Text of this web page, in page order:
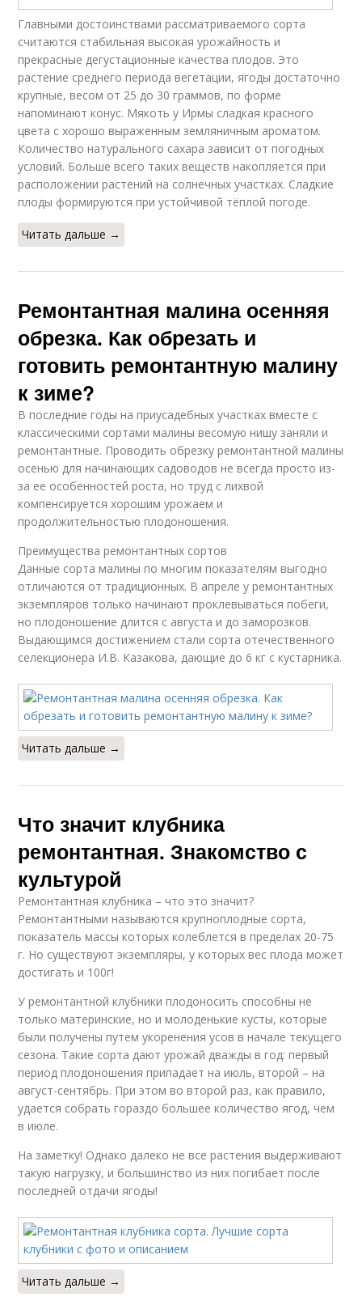
Главными достоинствами рассматриваемого сорта
считаются стабильная высокая урожайность и
прекрасные дегустационные качества плодов. Это
растение среднего периода вегетации, ягоды достаточно
крупные, весом от 25 до 30 граммов, по форме
напоминают конус. Мякоть у Ирмы сладкая красного
цвета с хорошо выраженным земляничным ароматом.
Количество натурального сахара зависит от погодных
условий. Больше всего таких веществ накопляется при
расположении растений на солнечных участках. Сладкие
плоды формируются при устойчивой тёплой погоде.
Читать дальше →
Ремонтантная малина осенняя
обрезка. Как обрезать и
готовить ремонтантную малину
к зиме?
В последние годы на приусадебных участках вместе с
классическими сортами малины весомую нишу заняли и
ремонтантные. Проводить обрезку ремонтантной малины
осенью для начинающих садоводов не всегда просто из-
за ее особенностей роста, но труд с лихвой
компенсируется хорошим урожаем и
продолжительностью плодоношения.
Преимущества ремонтантных сортов
Данные сорта малины по многим показателям выгодно
отличаются от традиционных. В апреле у ремонтантных
экземпляров только начинают проклевываться побеги,
но плодоношение длится с августа и до заморозков.
Выдающимся достижением стали сорта отечественного
селекционера И.В. Казакова, дающие до 6 кг с кустарника.
Читать дальше →
Что значит клубника
ремонтантная. Знакомство с
культурой
Ремонтантная клубника – что это значит?
Ремонтантными называются крупноплодные сорта,
показатель массы которых колеблется в пределах 20-75
г. Но существуют экземпляры, у которых вес плода может
достигать и 100г!
У ремонтантной клубники плодоносить способны не
только материнские, но и молоденькие кусты, которые
были получены путем укоренения усов в начале текущего
сезона. Такие сорта дают урожай дважды в год: первый
период плодоношения припадает на июль, второй – на
август-сентябрь. При этом во второй раз, как правило,
удается собрать гораздо большее количество ягод, чем
в июле.
На заметку! Однако далеко не все растения выдерживают
такую нагрузку, и большинство из них погибает после
последней отдачи ягоды!
Читать дальше →